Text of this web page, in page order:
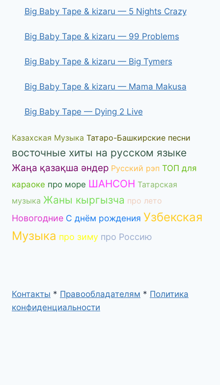
Big Baby Tape & kizaru — 5 Nights Crazy
Big Baby Tape & kizaru — 99 Problems
Big Baby Tape & kizaru — Big Tymers
Big Baby Tape & kizaru — Mama Makusa
Big Baby Tape — Dying 2 Live
Казахская Музыка Татаро-Башкирские песни
восточные хиты на русском языке
Жаңа қазақша әндер Русский рэп ТОП для
караоке про море ШАНСОН Татарская
музыка Жаны кыргызча про лето
Новогодние С днём рождения Узбекская
Музыка про зиму про Россию
Контакты * Правообладателям * Политика
конфиденциальности